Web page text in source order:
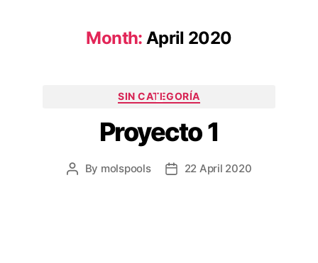
Month: April 2020
SIN CATEGORÍA
Proyecto 1
By molspools 22 April 2020